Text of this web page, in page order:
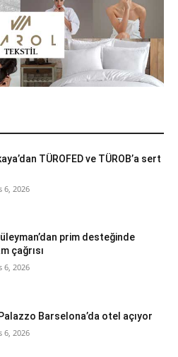
TÜROFED ve TÜROB’a sert
6, 2026
prim desteğinde
çağrısı
6, 2026
Barselona’da otel açıyor
6, 2026